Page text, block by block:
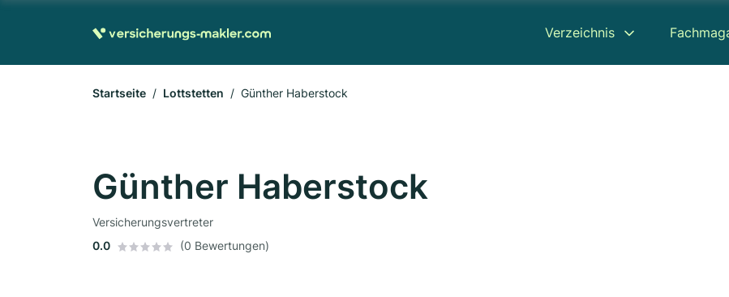
Verzeichnis
Startseite Lottstetten Günther Haberstock
Günther Haberstock
Versicherungsvertreter
0.0
(0 Bewertungen)